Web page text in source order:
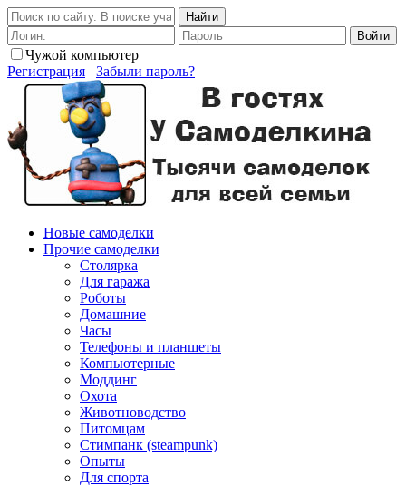
Найти
Войти
Чужой компьютер
Регистрация
Забыли пароль?
Новые самоделки
Прочие самоделки
Столярка
Для гаража
Роботы
Домашние
Часы
Телефоны и планшеты
Компьютерные
Моддинг
Охота
Животноводство
Питомцам
Стимпанк (steampunk)
Опыты
Для спорта